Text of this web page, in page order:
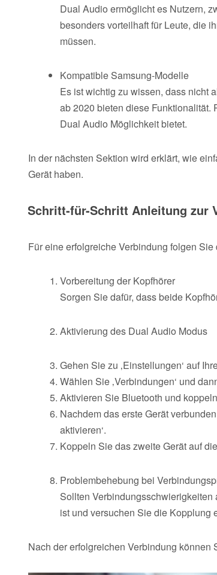
Dual Audio ermöglicht es Nutzern,
besonders vorteilhaft für Leute, die
müssen.
Kompatible Samsung-Modelle
Es ist wichtig zu wissen, dass nicht
ab 2020 bieten diese Funktionalität.
Dual Audio Möglichkeit bietet.
In der nächsten Sektion wird erklärt, wie
Gerät haben.
Schritt-für-Schritt Anleitung zur
Für eine erfolgreiche Verbindung folgen Sie
Vorbereitung der Kopfhörer
Sorgen Sie dafür, dass beide
Aktivierung des Dual Audio Modus
Gehen Sie zu ‚Einstellungen‘ auf
Wählen Sie ‚Verbindungen‘ und
Aktivieren Sie Bluetooth und
Nachdem das erste Gerät
aktivieren‘.
Koppeln Sie das zweite Gerät auf
Problembehebung bei
Sollten
ist und versuchen Sie die Kopplung
Nach der erfolgreichen Verbindung